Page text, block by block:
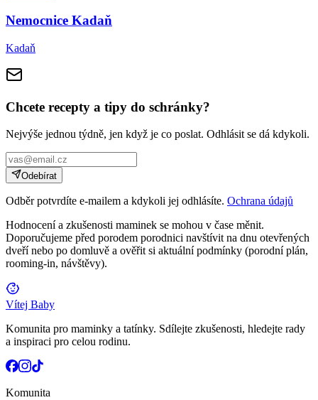
Nemocnice Kadaň
Kadaň
Chcete recepty a tipy do schránky?
Nejvýše jednou týdně, jen když je co poslat. Odhlásit se dá kdykoli.
Odebírat
Odběr potvrdíte e-mailem a kdykoli jej odhlásíte. Ochrana údajů
Hodnocení a zkušenosti maminek se mohou v čase měnit.
Doporučujeme před porodem porodnici navštívit na dnu otevřených
dveří nebo po domluvě a ověřit si aktuální podmínky (porodní plán,
rooming-in, návštěvy).
Vítej Baby
Komunita pro maminky a tatínky. Sdílejte zkušenosti, hledejte rady
a inspiraci pro celou rodinu.
Komunita